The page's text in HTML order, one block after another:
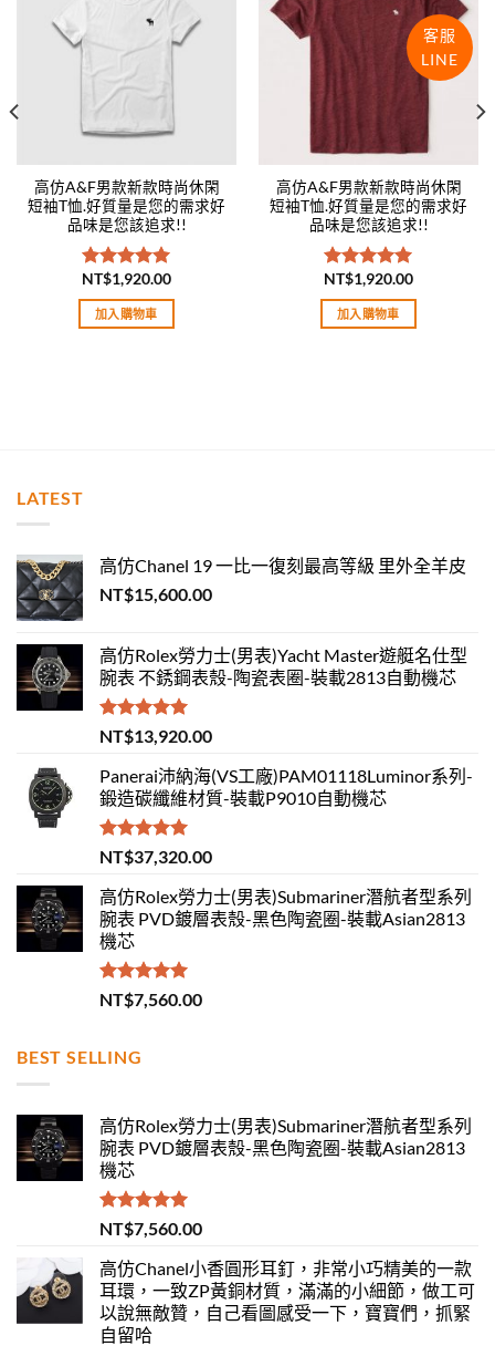
高仿A&F男款新款時尚休閑
短袖T恤.好質量是您的需求好
品味是您該追求!!
評分5.00
滿分 5
NT$1,920.00
加入購物車
wishlist
高仿A&F男款新款時尚休閑
短袖T恤.好質量是您的需求好
品味是您該追求!!
評分5.00
滿分 5
NT$1,920.00
加入購物車
LATEST
高仿Chanel 19 一比一復刻最高等級 里外全羊皮
NT$15,600.00
高仿Rolex勞力士(男表)Yacht Master遊艇名仕型
腕表 不銹鋼表殼-陶瓷表圈-裝載2813自動機芯
評分5.00
滿分 5
NT$13,920.00
Panerai沛納海(VS工廠)PAM01118Luminor系列-
鍛造碳纖維材質-裝載P9010自動機芯
評分5.00
滿分 5
NT$37,320.00
高仿Rolex勞力士(男表)Submariner潛航者型系列
腕表 PVD鍍層表殼-黑色陶瓷圈-裝載Asian2813
機芯
評分 5.00
滿分 5
NT$7,560.00
BEST SELLING
高仿Rolex勞力士(男表)Submariner潛航者型系列
腕表 PVD鍍層表殼-黑色陶瓷圈-裝載Asian2813
機芯
評分 5.00
滿分 5
NT$7,560.00
高仿Chanel小香圓形耳釘，非常小巧精美的一款
耳環，一致ZP黃銅材質，滿滿的小細節，做工可
以說無敵贊，自己看圖感受一下，寶寶們，抓緊
自留哈
客服
LINE